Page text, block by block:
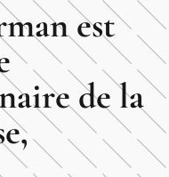
est
de la